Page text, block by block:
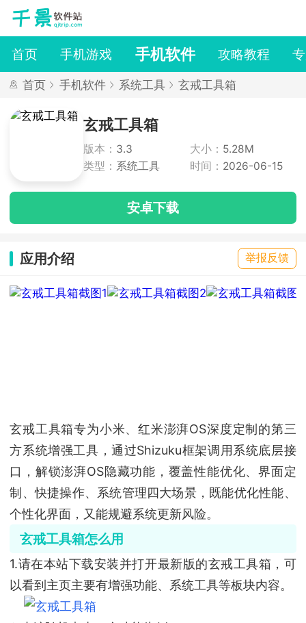
首页 手机游戏 手机软件 攻略教程
首页 手机软件 系统工具 玄戒工具箱
玄戒工具箱
版本： 3.3 大小： 5.28M
类型： 系统工具 时间： 2026-06-15
安卓下载
应用介绍 举报反馈
玄戒工具箱专为小米、红米澎湃OS深度定制的第三
方系统增强工具，通过Shizuku框架调用系统底层接
口，解锁澎湃OS隐藏功能，覆盖性能优化、界面定
制、快捷操作、系统管理四大场景，既能优化性能、
个性化界面，又能规避系统更新风险。
玄戒工具箱怎么用
1.请在本站下载安装并打开最新版的玄戒工具箱，可
以看到主页主要有增强功能、系统工具等板块内容。